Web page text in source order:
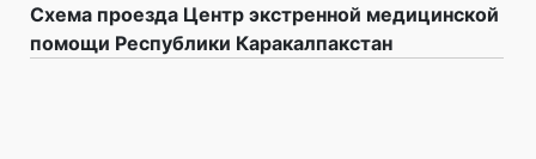
Схема проезда Центр экстренной медицинской
помощи Республики Каракалпакстан